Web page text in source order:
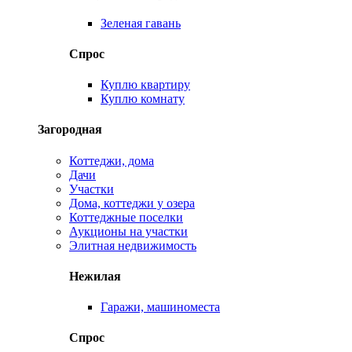
Зеленая гавань
Спрос
Куплю квартиру
Куплю комнату
Загородная
Коттеджи, дома
Дачи
Участки
Дома, коттеджи у озера
Коттеджные поселки
Аукционы на участки
Элитная недвижимость
Нежилая
Гаражи, машиноместа
Спрос